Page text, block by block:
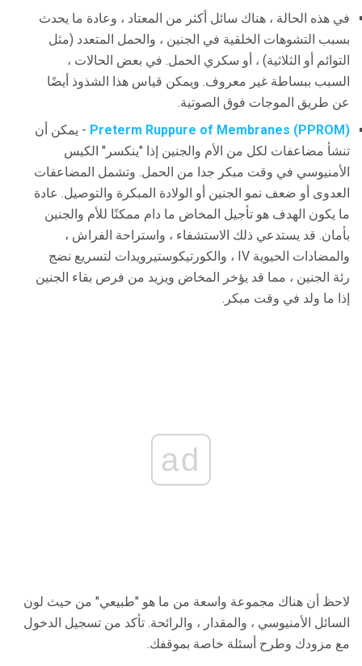
في هذه الحالة ، هناك سائل أكثر من المعتاد ، وعادة ما يحدث
بسبب التشوهات الخلقية في الجنين ، والحمل المتعدد (مثل
التوائم أو الثلاثية) ، أو سكري الحمل. في بعض الحالات ،
السبب ببساطة غير معروف. ويمكن قياس هذا الشذوذ أيضًا
عن طريق الموجات فوق الصوتية.
Preterm Ruppure of Membranes (PPROM) - يمكن أن
تنشأ مضاعفات لكل من الأم والجنين إذا "ينكسر" الكيس
الأمنيوسي في وقت مبكر جدا من الحمل. وتشمل المضاعفات
العدوى أو ضعف نمو الجنين أو الولادة المبكرة والتوصيل. عادة
ما يكون الهدف هو تأجيل المخاض ما دام ممكنًا للأم والجنين
بأمان. قد يستدعي ذلك الاستشفاء ، واستراحة الفراش ،
والمضادات الحيوية IV ، والكورتيكوستيرويدات لتسريع نضج
رئة الجنين ، مما قد يؤخر المخاض ويزيد من فرص بقاء الجنين
إذا ما ولد في وقت مبكر.
ad
لاحظ أن هناك مجموعة واسعة من ما هو "طبيعي" من حيث لون
السائل الأمنيوسي ، والمقدار ، والرائحة. تأكد من تسجيل الدخول
مع مزودك وطرح أسئلة خاصة بموقفك.